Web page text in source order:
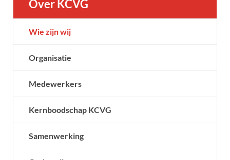
Over KCVG
Wie zijn wij
Organisatie
Medewerkers
Kernboodschap KCVG
Samenwerking